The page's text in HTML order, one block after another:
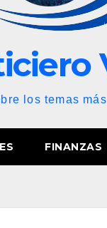
los temas
FINANZAS